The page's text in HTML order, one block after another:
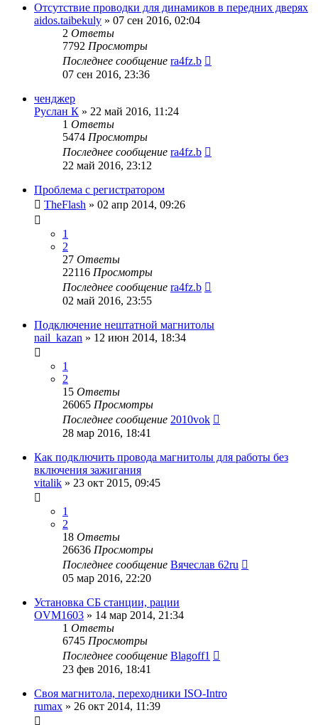
Отсутствие проводки для динамиков в передних дверях
aidos.taibekuly » 07 сен 2016, 02:04
2 Ответы
7792 Просмотры
Последнее сообщение ra4fz.b
07 сен 2016, 23:36
ченджер
Руслан К » 22 май 2016, 11:24
1 Ответы
5474 Просмотры
Последнее сообщение ra4fz.b
22 май 2016, 23:12
Проблема с регистратором
TheFlash » 02 апр 2014, 09:26
1
2
27 Ответы
22116 Просмотры
Последнее сообщение ra4fz.b
02 май 2016, 23:55
Подключение нештатной магнитолы
nail_kazan » 12 июн 2014, 18:34
1
2
15 Ответы
26065 Просмотры
Последнее сообщение 2010vok
28 мар 2016, 18:41
Как подключить провода магнитолы для работы без
включения зажигания
vitalik » 23 окт 2015, 09:45
1
2
18 Ответы
26636 Просмотры
Последнее сообщение Вячеслав 62ru
05 мар 2016, 22:20
Установка СБ станции, рации
OVM1603 » 14 мар 2014, 21:34
1 Ответы
6745 Просмотры
Последнее сообщение Blagoff1
23 фев 2016, 18:41
Своя магнитола, переходники ISO-Intro
rumax » 26 окт 2014, 11:39